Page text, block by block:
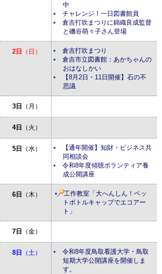
中
チャレンジ！一日図書館員
倉吉打吹まつりに錦織良成監督
と磯谷萌々子さん登場
2日 （日）
倉吉打吹まつり
倉吉市立図書館：あかちゃんの
おはなしかい
【8月2日・11日開催】石の不
思議
3日 （月）
4日 （火）
5日 （水）
【通年開催】知財・ビジネス共
同相談会
令和8年度傾聴ボランティア養
成公開講座
6日 （木）
工作教室「大へんしん！ペッ
トボトルキャップでエコアー
ト」
7日 （金）
8日 （土）
令和8年度鳥取看護大学・鳥取
短期大学公開講座を開催しま
す。